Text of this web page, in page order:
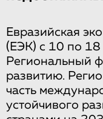
Евразийская
(ЕЭК) с 10 по 18
Региональный
развитию.
часть
устойчивого